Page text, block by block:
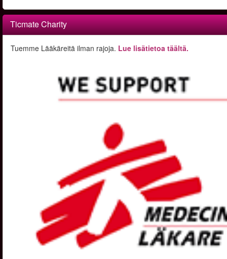
Ticmate Charity
Tuemme Lääkäreitä ilman rajoja. Lue lisätietoa täältä.